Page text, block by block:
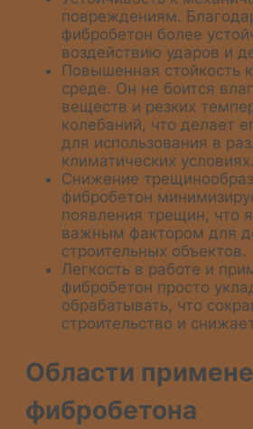
повреждениям.
фибробетон более
воздействию ударов и
Повышенная стойкость
среде. Он не боится
веществ и резких
колебаний, что делает
для использования в
климатических условиях.
Снижение
фибробетон
появления трещин, что
важным фактором для
строительных объектов.
Легкость в работе и
фибробетон просто
обрабатывать, что
строительство и
Области
фибробетона